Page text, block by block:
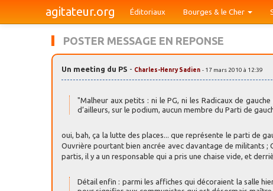
agitateur.org Éditoriaux Bourges & le Cher
POSTER MESSAGE EN REPONSE
Un meeting du PS - Charles-Henry Sadien - 17 mars 2010 à 12:39
"Malheur aux petits : ni le PG, ni les Radicaux de
d’ailleurs, sur le podium, aucun membre du Parti de
oui, bah, ça la lutte des places... que représente le parti de
Ouvrière pourtant bien ancrée avec davantage de militants ;
partis, il y a un responsable qui a pris une chaise vide, et
Détail enfin : parmi les affiches qui décoraient la salle